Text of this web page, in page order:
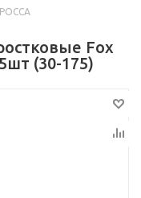
Fox
(30-175)